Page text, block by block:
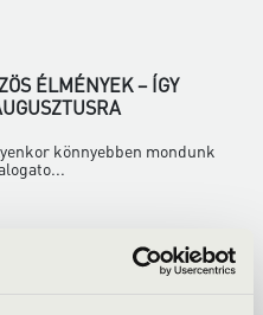
ÉLMÉNYEK – ÍGY
könnyebben mondunk